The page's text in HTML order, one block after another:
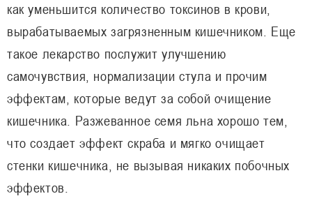
как уменьшится количество токсинов в крови,
вырабатываемых загрязненным кишечником. Еще
такое лекарство послужит улучшению
самочувствия, нормализации стула и прочим
эффектам, которые ведут за собой очищение
кишечника. Разжеванное семя льна хорошо тем,
что создает эффект скраба и мягко очищает
стенки кишечника, не вызывая никаких побочных
эффектов.